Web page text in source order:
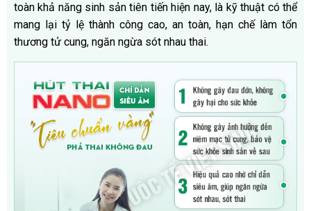
toàn khả năng sinh sản tiên tiến hiện nay, là kỹ thuật có thể
mang lại tỷ lệ thành công cao, an toàn, hạn chế làm tổn
thương tử cung, ngăn ngừa sót nhau thai.